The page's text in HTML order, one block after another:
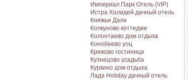
Империал Парк Отель (VIP)
Истра Холидей дачный отель
Княжьи Дали
Колкуново коттеджи
Колонтаево дом отдыха
Конобеево уоц
Крюково гостиница
Кузнецово усадьба
Куркино дом отдыха
Лада Holiday дачный отель